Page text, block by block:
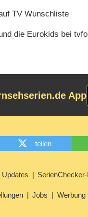
TV Wunschliste
die Eurokids bei
App
teilen
Updates
Jobs Werbung